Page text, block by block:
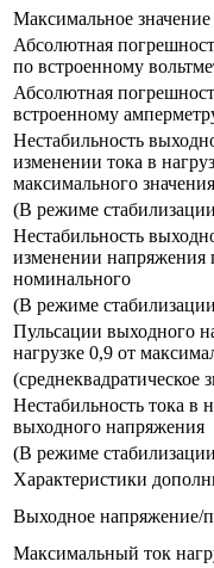
Максимальное
Абсолютная
по встроенному
Абсолютная
встроенному
Нестабильность
изменении тока в
максимального
(В режиме
Нестабильность
изменении напряжения
номинального
(В режиме
Пульсации выходного
нагрузке 0,9 от
(среднеквадратическое
Нестабильность тока в
выходного напряжения
(В режиме
Характеристики
Выходное напряжение/
Максимальный ток